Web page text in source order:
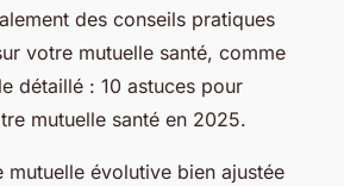
des conseils pratiques
votre mutuelle santé, comme
détaillé : 10 astuces pour
mutuelle santé en 2025.
mutuelle évolutive bien ajustée